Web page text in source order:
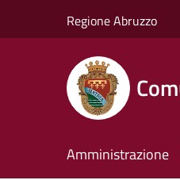
Regione Abruzzo
Amministrazione